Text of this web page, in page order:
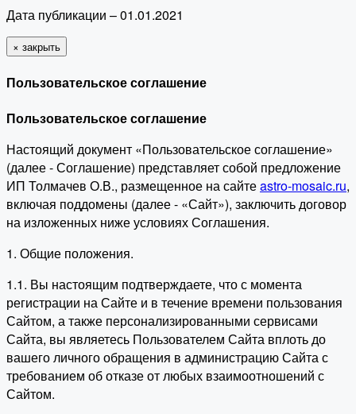
Дата публикации – 01.01.2021
× закрыть
Пользовательское соглашение
Пользовательское соглашение
Настоящий документ «Пользовательское соглашение»
(далее - Соглашение) представляет собой предложение
ИП Толмачев О.В., размещенное на сайтеastro-mosaic.ru,
включая поддомены (далее - «Сайт»), заключить договор
на изложенных ниже условиях Соглашения.
1. Общие положения.
1.1. Вы настоящим подтверждаете, что с момента
регистрации на Сайте и в течение времени пользования
Сайтом, а также персонализированными сервисами
Сайта, вы являетесь Пользователем Сайта вплоть до
вашего личного обращения в администрацию Сайта с
требованием об отказе от любых взаимоотношений с
Сайтом.